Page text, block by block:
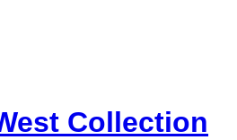
Collection